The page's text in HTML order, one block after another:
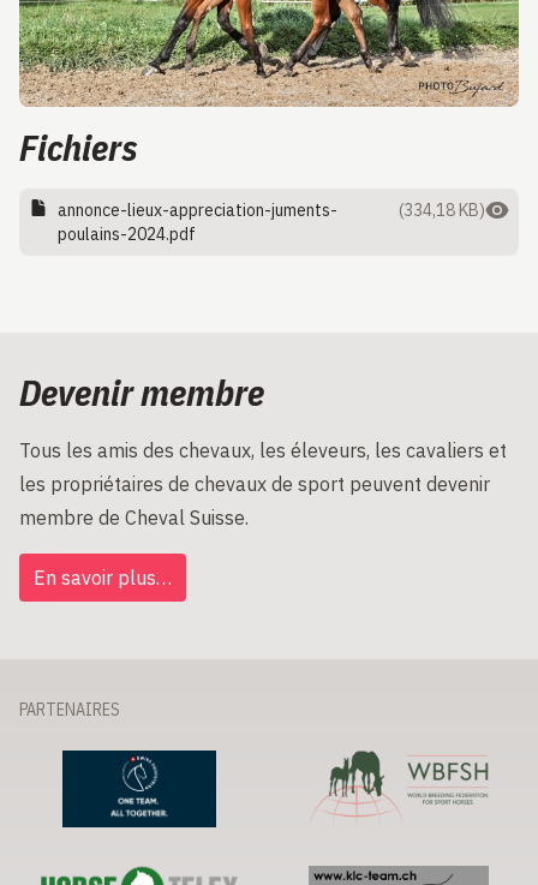
Fichiers
annonce-lieux-appreciation-juments-
poulains-2024.pdf
(334,18 KB)
Devenir membre
Tous les amis des chevaux, les éleveurs, les cavaliers et
les propriétaires de chevaux de sport peuvent devenir
membre de Cheval Suisse.
En savoir plus…
PARTENAIRES